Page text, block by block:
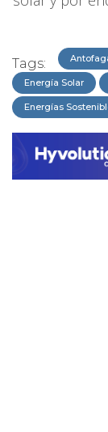
Tags:
Energía Solar
Energías